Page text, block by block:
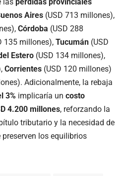
Aires (USD 713 millones),
Córdoba (USD 288
135 millones), Tucumán (USD
Estero (USD 134 millones),
Corrientes (USD 120 millones)
Adicionalmente, la rebaja
3% implicaría un costo
4.200 millones, reforzando la
tributario y la necesidad de
los equilibrios